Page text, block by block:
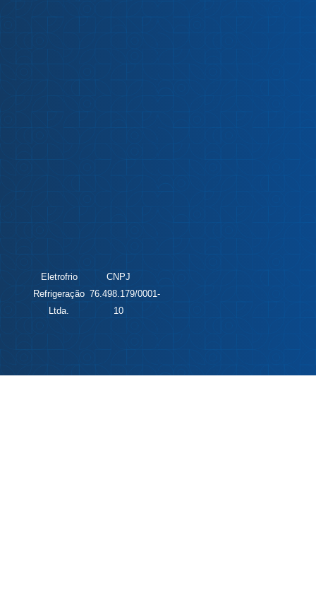
Eletrofrio
Refrigeração
Ltda.
CNPJ
76.498.179/0001-
10